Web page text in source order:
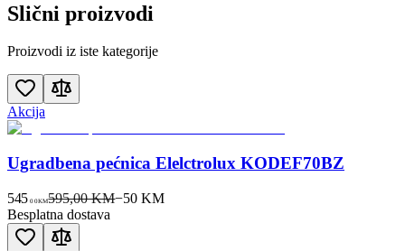
Slični proizvodi
Proizvodi iz iste kategorije
Akcija
Ugradbena pećnica Elelctrolux KODEF70BZ
545 00KM595,00 KM−50 KM
Besplatna dostava